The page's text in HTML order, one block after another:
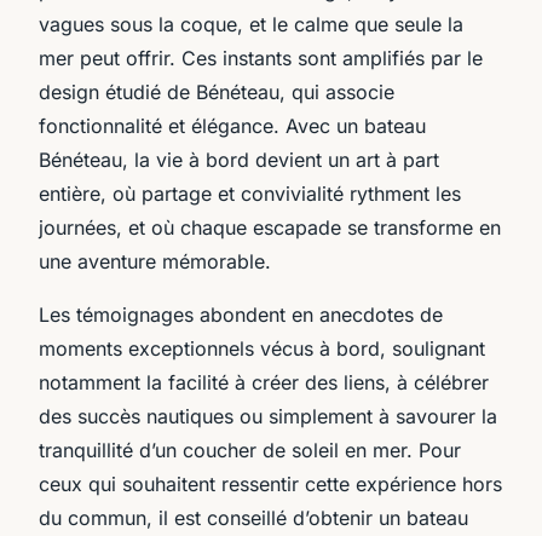
vagues sous la coque, et le calme que seule la
mer peut offrir. Ces instants sont amplifiés par le
design étudié de Bénéteau, qui associe
fonctionnalité et élégance. Avec un bateau
Bénéteau, la vie à bord devient un art à part
entière, où partage et convivialité rythment les
journées, et où chaque escapade se transforme en
une aventure mémorable.
Les témoignages abondent en anecdotes de
moments exceptionnels vécus à bord, soulignant
notamment la facilité à créer des liens, à célébrer
des succès nautiques ou simplement à savourer la
tranquillité d’un coucher de soleil en mer. Pour
ceux qui souhaitent ressentir cette expérience hors
du commun, il est conseillé d’obtenir un bateau